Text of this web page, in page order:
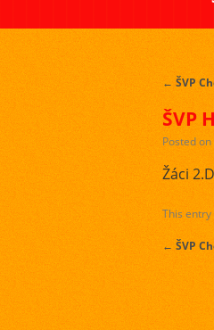
← ŠVP
ŠVP
Posted on
Žáci
This
← ŠVP